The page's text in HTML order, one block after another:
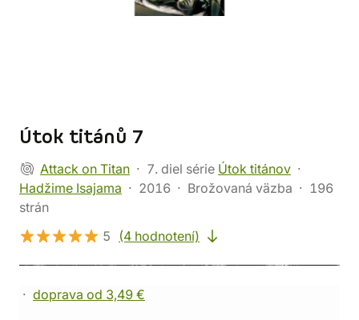
Útok titánů 7
Attack on Titan 7. diel série Útok titánov
Hadžime Isajama
2016 Brožovaná väzba
196
strán
5
(4 hodnotení)
doprava od 3,49 €